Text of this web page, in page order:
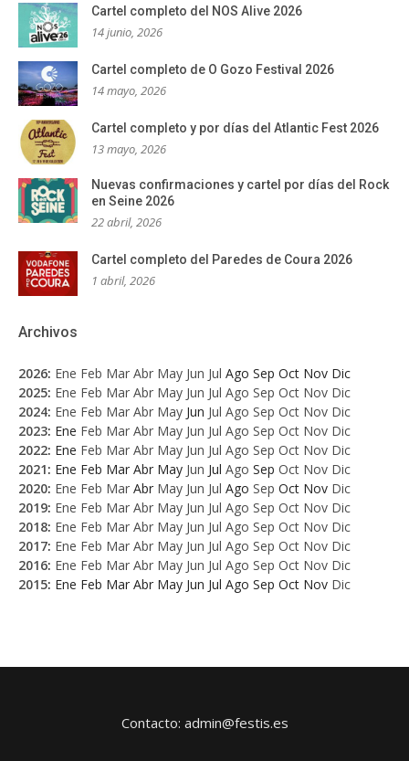
Cartel completo del NOS Alive 2026
14 junio, 2026
Cartel completo de O Gozo Festival 2026
14 mayo, 2026
Cartel completo y por días del Atlantic Fest 2026
13 mayo, 2026
Nuevas confirmaciones y cartel por días del Rock
en Seine 2026
22 abril, 2026
Cartel completo del Paredes de Coura 2026
1 abril, 2026
Archivos
2026: Ene Feb Mar Abr May Jun Jul Ago Sep Oct Nov Dic
2025: Ene Feb Mar Abr May Jun Jul Ago Sep Oct Nov Dic
2024: Ene Feb Mar Abr May Jun Jul Ago Sep Oct Nov Dic
2023: Ene Feb Mar Abr May Jun Jul Ago Sep Oct Nov Dic
2022: Ene Feb Mar Abr May Jun Jul Ago Sep Oct Nov Dic
2021: Ene Feb Mar Abr May Jun Jul Ago Sep Oct Nov Dic
2020: Ene Feb Mar Abr May Jun Jul Ago Sep Oct Nov Dic
2019: Ene Feb Mar Abr May Jun Jul Ago Sep Oct Nov Dic
2018: Ene Feb Mar Abr May Jun Jul Ago Sep Oct Nov Dic
2017: Ene Feb Mar Abr May Jun Jul Ago Sep Oct Nov Dic
2016: Ene Feb Mar Abr May Jun Jul Ago Sep Oct Nov Dic
2015: Ene Feb Mar Abr May Jun Jul Ago Sep Oct Nov Dic
Contacto: admin@festis.es